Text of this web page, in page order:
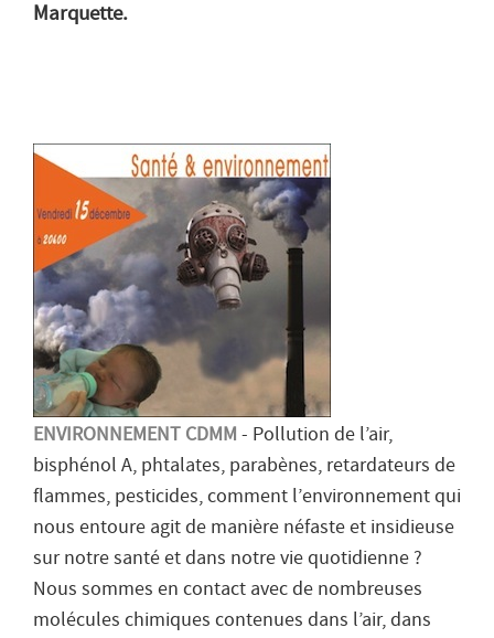
Marquette.
ENVIRONNEMENT CDMM - Pollution de l’air,
bisphénol A, phtalates, parabènes, retardateurs de
flammes, pesticides, comment l’environnement qui
nous entoure agit de manière néfaste et insidieuse
sur notre santé et dans notre vie quotidienne ?
Nous sommes en contact avec de nombreuses
molécules chimiques contenues dans l’air, dans